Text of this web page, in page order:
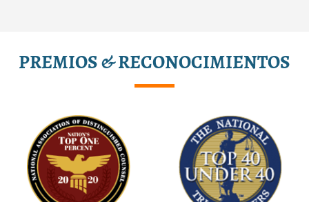
PREMIOS & RECONOCIMIENTOS